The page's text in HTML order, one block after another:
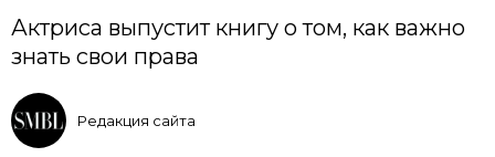
Актриса выпустит книгу о том, как важно
знать свои права
Редакция сайта